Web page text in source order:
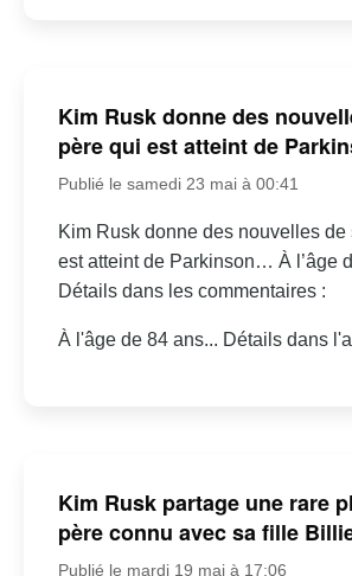
Kim Rusk donne des
père qui est atteint de
Publié le samedi 23 mai à 00:41
Kim Rusk donne des nouvelles de
est atteint de Parkinson… À l’âge
Détails dans les commentaires :
À l'âge de 84 ans... Détails dans
Kim Rusk partage une rare
père connu avec sa fille
Publié le mardi 19 mai à 17:06